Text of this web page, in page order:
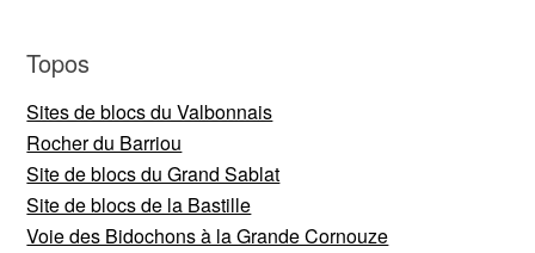
Topos
Sites de blocs du Valbonnais
Rocher du Barriou
Site de blocs du Grand Sablat
Site de blocs de la Bastille
Voie des Bidochons à la Grande Cornouze